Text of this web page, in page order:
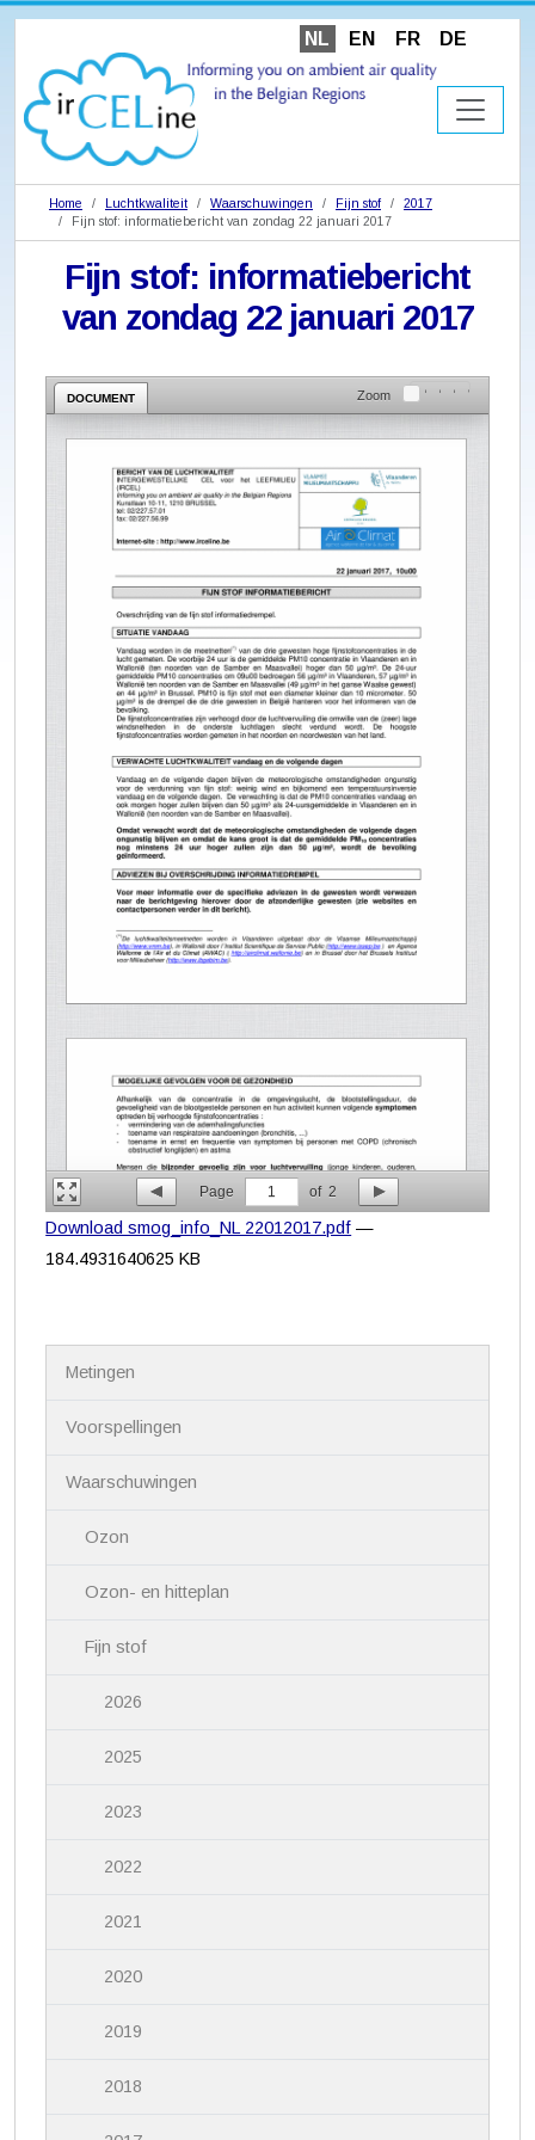
NL EN FR DE
Home Luchtkwaliteit Waarschuwingen Fijn stof
2017
Fijn stof: informatiebericht van zondag 22 januari 2017
Fijn stof: informatiebericht
van zondag 22 januari 2017
DOCUMENT Zoom
Page 1 of 2
Download smog_info_NL 22012017.pdf —
184.4931640625 KB
Metingen
Voorspellingen
Waarschuwingen
Ozon
Ozon- en hitteplan
Fijn stof
2026
2025
2023
2022
2021
2020
2019
2018